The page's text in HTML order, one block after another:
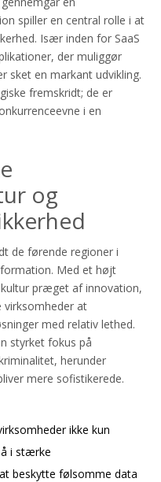
spiller en central rolle i at
Især inden for SaaS
der muliggør
sket en markant udvikling.
fremskridt; de er
i en
og
de førende regioner i
Med et højt
præget af innovation,
virksomheder at
med relativ lethed.
styrket fokus på
herunder
mere sofistikerede.
ikke kun
i stærke
beskytte følsomme data